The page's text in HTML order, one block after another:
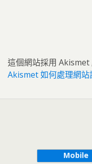
這個網站採用 Akismet
Akismet 如何處理網
Mobile